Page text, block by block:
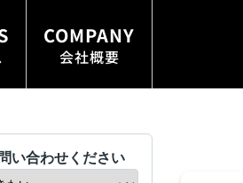
COMPANY
会社概要
い合わせください